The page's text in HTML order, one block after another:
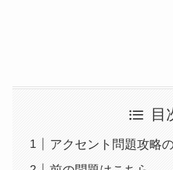
目
アクセント問題攻略